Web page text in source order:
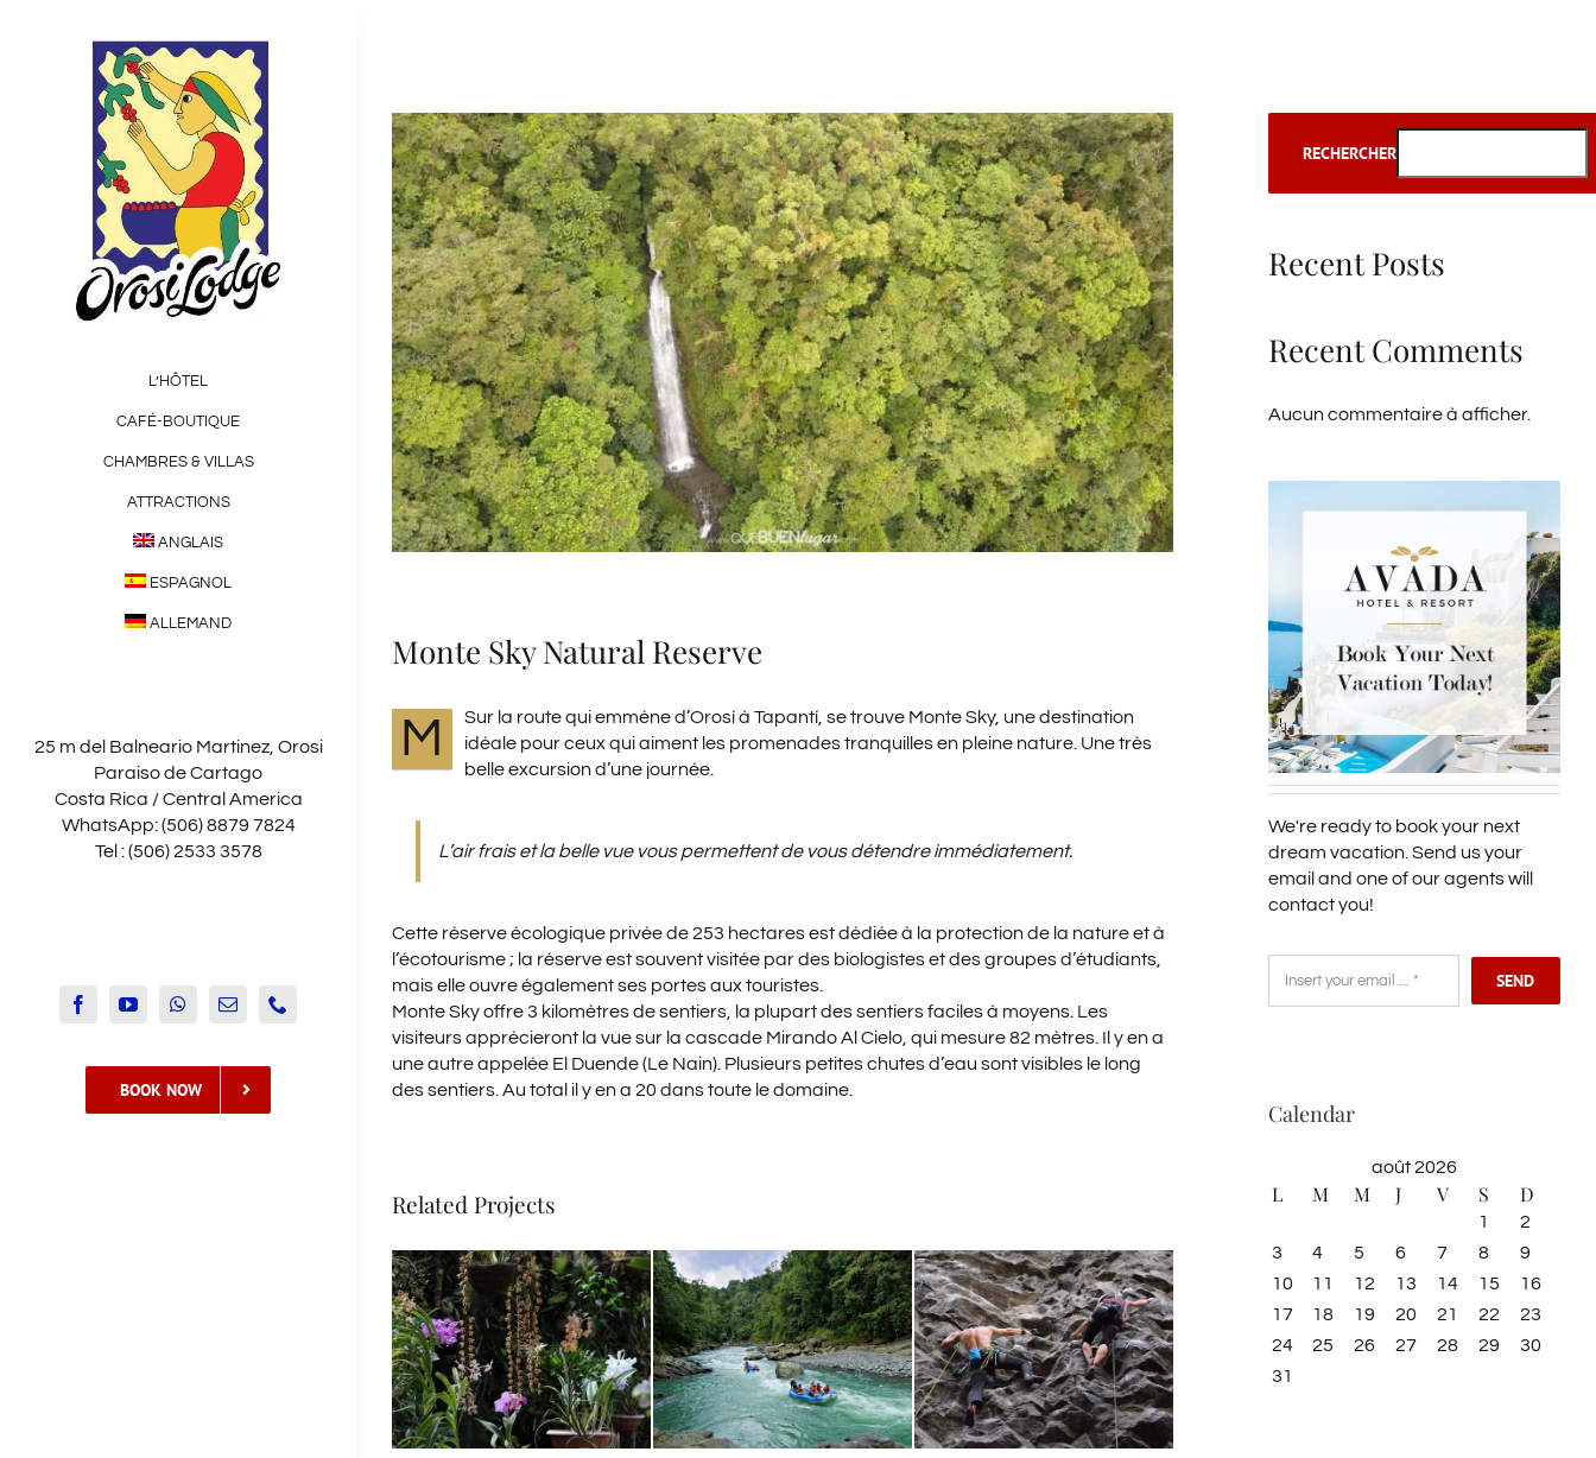
L’HÔTEL
CAFÉ-BOUTIQUE
CHAMBRES & VILLAS
ATTRACTIONS
ANGLAIS
ESPAGNOL
ALLEMAND
25 m del Balneario Martinez, Orosi
Paraiso de Cartago
Costa Rica / Central America
WhatsApp: (506) 8879 7824
Tel : (506) 2533 3578
BOOK NOW
View
Larger
Image
Monte Sky Natural Reserve
M
Sur la route qui emmène d’Orosí à Tapantí, se trouve Monte Sky, une destination
idéale pour ceux qui aiment les promenades tranquilles en pleine nature. Une très
belle excursion d’une journée.
L’air frais et la belle vue vouspermettent devous détendre immédiatement.
Cette réserve écologique privée de 253 hectares est dédiée à la protection de la nature et à
l’écotourisme ; la réserve est souvent visitée par des biologistes et des groupes d’étudiants,
mais elle ouvre également ses portes aux touristes.
Monte Sky offre 3 kilomètres de sentiers, la plupart des sentiers faciles à moyens. Les
visiteurs apprécieront la vue sur la cascade Mirando Al Cielo, qui mesure 82 mètres. Il y en a
une autre appelée El Duende (Le Nain). Plusieurs petites chutes d’eau sont visibles le long
des sentiers. Au total il y en a 20 dans toute le domaine.
Related Projects
RECHERCHER
Recent Posts
Recent Comments
Aucun commentaire à afficher.
We're ready to book your next
dream vacation. Send us your
email and one of our agents will
contact you!
SEND
Calendar
août 2026
L M M J V S D
1
2
3
4 5 6 7 8
9
10
11 12 13 14 15
16
17
18 19 20 21 22
23
24
25 26 27 28 29
30
31